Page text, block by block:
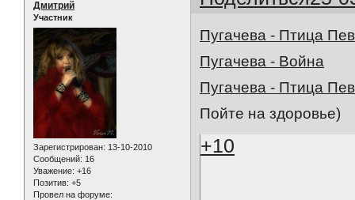
Дмитрий
Участник
Зарегистрирован: 13-10-2010
Сообщений: 16
Уважение: +16
Позитив: +5
Провел на форуме:
Пугачева - Птица
Пугачева - Война
Пугачева - Птица
Пойте на здоровье)
+10